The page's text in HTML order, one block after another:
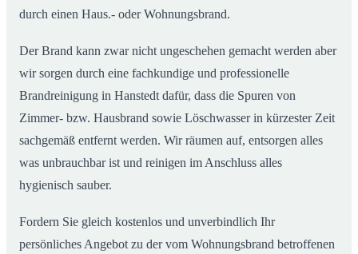
durch einen Haus.- oder Wohnungsbrand.
Der Brand kann zwar nicht ungeschehen gemacht werden aber
wir sorgen durch eine fachkundige und professionelle
Brandreinigung in Hanstedt dafür, dass die Spuren von
Zimmer- bzw. Hausbrand sowie Löschwasser in kürzester Zeit
sachgemäß entfernt werden. Wir räumen auf, entsorgen alles
was unbrauchbar ist und reinigen im Anschluss alles
hygienisch sauber.
Fordern Sie gleich kostenlos und unverbindlich Ihr
persönliches Angebot zu der vom Wohnungsbrand betroffenen